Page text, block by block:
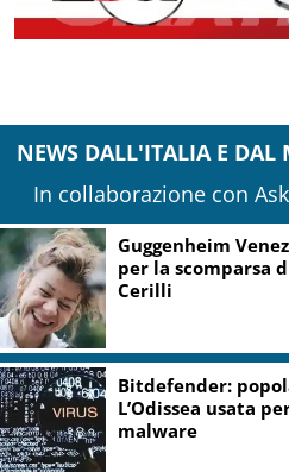
NEWS DALL'ITALIA E DAL
In collaborazione con
Guggenheim
per la scomparsa
Cerilli
Bitdefender:
L’Odissea usata
malware